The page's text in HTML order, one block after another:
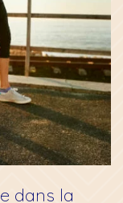
dans la